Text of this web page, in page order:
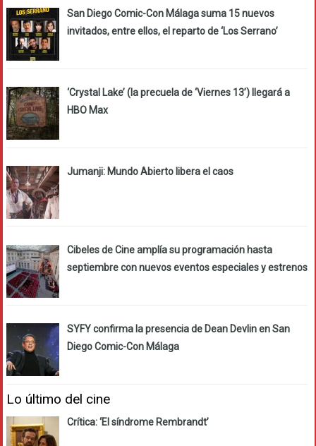
San Diego Comic-Con Málaga suma 15 nuevos
invitados, entre ellos, el reparto de ‘Los Serrano’
‘Crystal Lake’ (la precuela de ‘Viernes 13’) llegará a
HBO Max
Jumanji: Mundo Abierto libera el caos
Cibeles de Cine amplía su programación hasta
septiembre con nuevos eventos especiales y estrenos
SYFY confirma la presencia de Dean Devlin en San
Diego Comic-Con Málaga
Lo último del cine
Crítica: ‘El síndrome Rembrandt’